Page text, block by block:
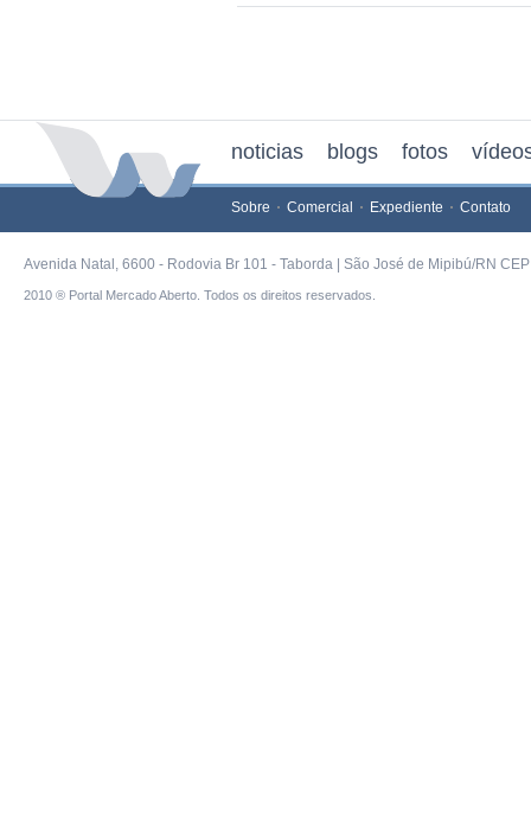
noticias blogs fotos
Sobre Comercial Expediente Contato
Avenida Natal, 6600 - Rodovia Br 101 - Taborda | São José de Mipibú/RN
2010 ® Portal Mercado Aberto. Todos os direitos reservados.